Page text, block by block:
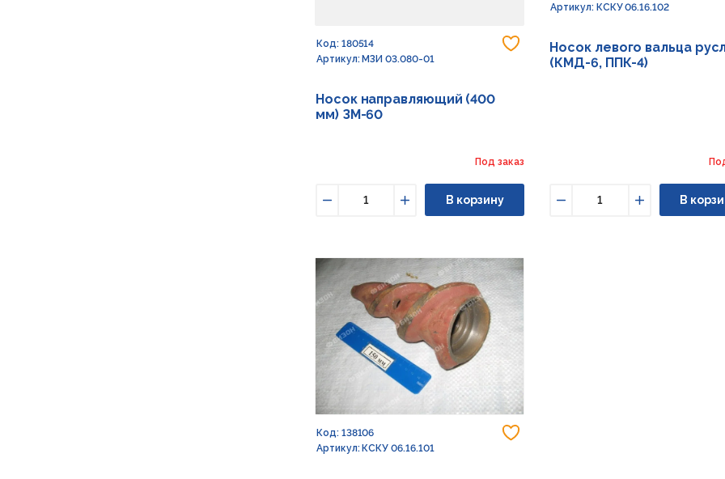
Добавить в избранное
Код: 180514
Артикул: МЗИ 03.080-01
Носок направляющий (400
мм) ЗМ-60
Под заказ
Увеличить
В корзину
Артикул: КСКУ 06.16.102
Носок левого вальца
(КМД-6, ППК-4)
Увеличить
В
Код: 138106
Артикул: КСКУ 06.16.101